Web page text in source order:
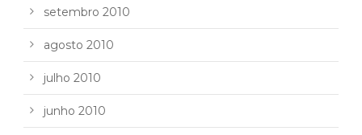
setembro 2010
agosto 2010
julho 2010
junho 2010